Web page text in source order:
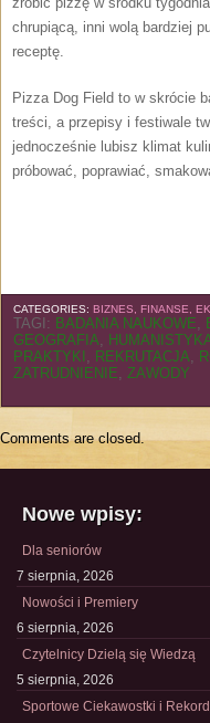
chrupiącą, inni wolą bardziej
receptę.
Pizza Dog Field to w skrócie
treści, a przepisy i festiwale
jednocześnie lubisz klimat
próbować, poprawiać,
CATEGORIES: BIZNES, FINANSE,
TAGI: BADANIA NAUKOWE,
GEOGRAFIA,
PRAKTYKI , REKRUTACJA,
ZATRUDNIENIE, ZAWODY
Comments are closed.
Nowe wpisy:
Dla seniorów
7 sierpnia, 2026
Nowości i Premiery
6 sierpnia, 2026
Czytelnicy Dzielą się Wiedzą
5 sierpnia, 2026
Sportowe Ciekawostki i